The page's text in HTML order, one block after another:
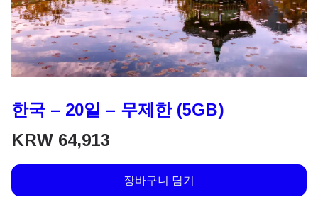
한국 – 20일 – 무제한 (5GB)
KRW 64,913
장바구니 담기